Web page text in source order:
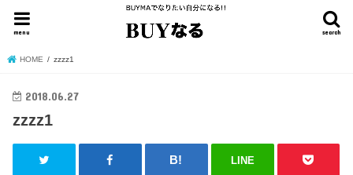
search
menu
HOME zzzz1
2018.06.27
zzzz1
LINE